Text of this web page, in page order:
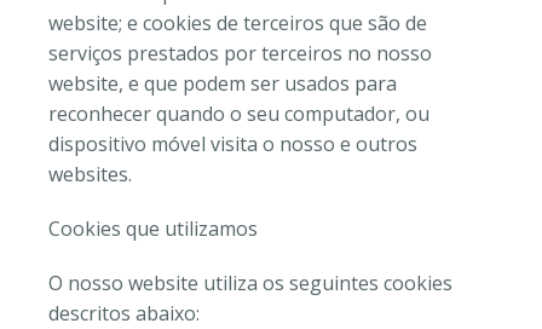
website; e cookies de terceiros que são de
serviços prestados por terceiros no nosso
website, e que podem ser usados para
reconhecer quando o seu computador, ou
dispositivo móvel visita o nosso e outros
websites.
Cookies que utilizamos
O nosso website utiliza os seguintes cookies
descritos abaixo: